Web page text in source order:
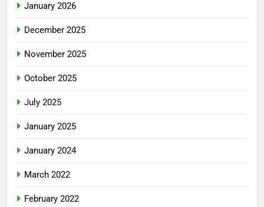
January 2026
December 2025
November 2025
October 2025
July 2025
January 2025
January 2024
March 2022
February 2022